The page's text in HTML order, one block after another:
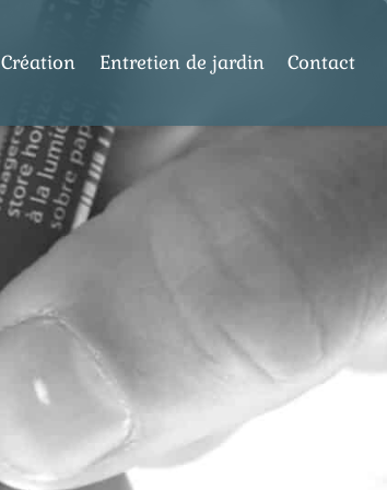
Création Entretien de jardin Contact